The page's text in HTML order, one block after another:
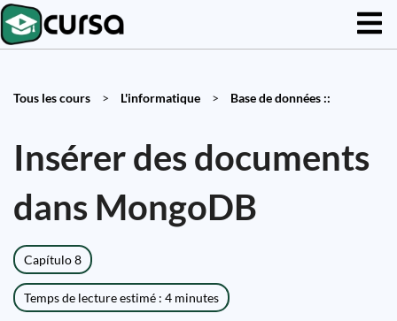
Tous les cours > L'informatique > Base de données ::
Insérer des documents
dans MongoDB
Capítulo 8
Temps de lecture estimé : 4 minutes